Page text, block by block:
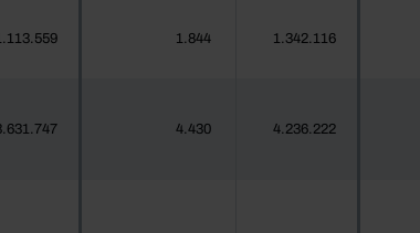
1.844 1.342.116
4.430 4.236.222